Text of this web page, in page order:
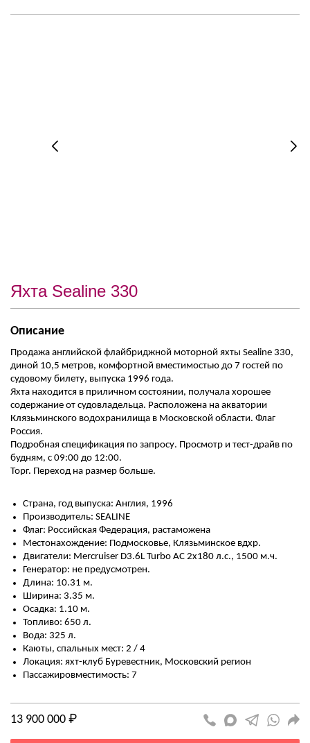
Яхта Sealine 330
Описание
Продажа английской флайбриджной моторной яхты Sealine 330,
диной 10,5 метров, комфортной вместимостью до 7 гостей по
судовому билету, выпуска 1996 года.
Яхта находится в приличном состоянии, получала хорошее
содержание от судовладельца. Расположена на акватории
Клязьминского водохранилища в Московской области. Флаг
Россия.
Подробная спецификация по запросу. Просмотр и тест-драйв по
будням, с 09:00 до 12:00.
Торг. Переход на размер больше.
Страна, год выпуска: Англия, 1996
Производитель: SEALINE
Флаг: Российская Федерация, растаможена
Местонахождение: Подмосковье, Клязьминское вдхр.
Двигатели: Mercruiser D3.6L Turbo AC 2х180 л.с., 1500 м.ч.
Генератор: не предусмотрен.
Длина: 10.31 м.
Ширина: 3.35 м.
Осадка: 1.10 м.
Топливо: 650 л.
Вода: 325 л.
Каюты, спальных мест: 2 / 4
Локация: яхт-клуб Буревестник, Московский регион
Пассажировместимость: 7
13 900 000 ₽